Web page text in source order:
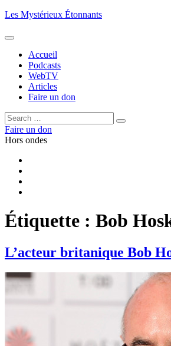
Aller
contenu
Les Mystérieux Étonnants
Accueil
Podcasts
WebTV
Articles
Faire un don
Rechercher :
Rechercher
Faire un don
Hors ondes
Étiquette : Bob
L’acteur britanique Bob